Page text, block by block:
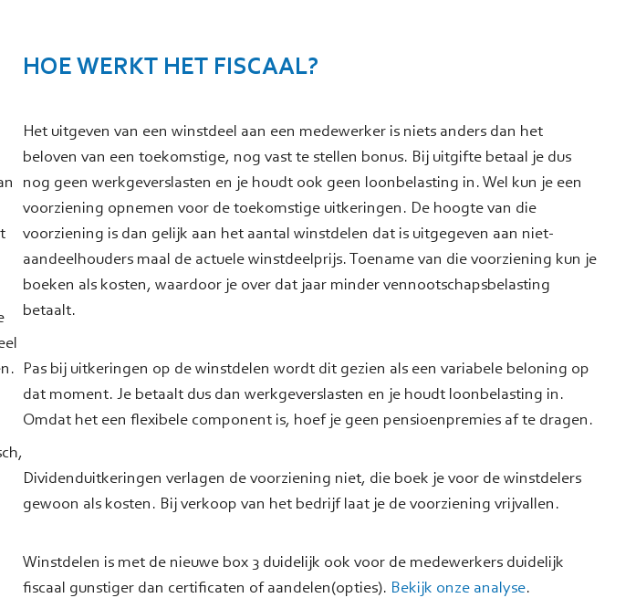
HOE WERKT HET FISCAAL?
Het uitgeven van een winstdeel aan een medewerker is niets anders dan het
beloven van een toekomstige, nog vast te stellen bonus. Bij uitgifte betaal je dus
nog geen werkgeverslasten en je houdt ook geen loonbelasting in. Wel kun je een
voorziening opnemen voor de toekomstige uitkeringen. De hoogte van die
voorziening is dan gelijk aan het aantal winstdelen dat is uitgegeven aan niet-
aandeelhouders maal de actuele winstdeelprijs. Toename van die voorziening kun je
boeken als kosten, waardoor je over dat jaar minder vennootschapsbelasting
betaalt.
Pas bij uitkeringen op de winstdelen wordt dit gezien als een variabele beloning op
dat moment. Je betaalt dus dan werkgeverslasten en je houdt loonbelasting in.
Omdat het een flexibele component is, hoef je geen pensioenpremies af te dragen.
Dividenduitkeringen verlagen de voorziening niet, die boek je voor de winstdelers
gewoon als kosten. Bij verkoop van het bedrijf laat je de voorziening vrijvallen.
Winstdelen is met de nieuwe box 3 duidelijk ook voor de medewerkers duidelijk
fiscaal gunstiger dan certificaten of aandelen(opties). Bekijk onze analyse.